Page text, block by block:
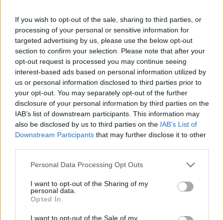
If you wish to opt-out of the sale, sharing to third parties, or
processing of your personal or sensitive information for
targeted advertising by us, please use the below opt-out
section to confirm your selection. Please note that after your
opt-out request is processed you may continue seeing
interest-based ads based on personal information utilized by
us or personal information disclosed to third parties prior to
your opt-out. You may separately opt-out of the further
disclosure of your personal information by third parties on the
IAB’s list of downstream participants. This information may
also be disclosed by us to third parties on the IAB’s List of
Downstream Participants that may further disclose it to other
Personal Data Processing Opt Outs
I want to opt-out of the Sharing of my
personal data.
Opted In
I want to opt-out of the Sale of my
Hasznos
Impresszum
Szerzői jogok
Adatvédelmi tájékoztató
Cookie-kezelési tájékoztató
Hozzászólási szabályzat
Nyomtatott lapjaink archívuma
Székely Hírmondó archívuma